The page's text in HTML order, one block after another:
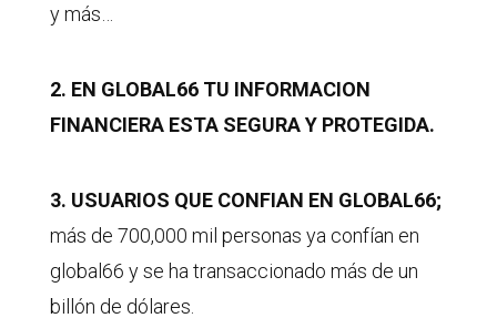
y más…
2. EN GLOBAL66 TU INFORMACION
FINANCIERA ESTA SEGURA Y PROTEGIDA.
3. USUARIOS QUE CONFIAN EN GLOBAL66;
más de 700,000 mil personas ya confían en
global66 y se ha transaccionado más de un
billón de dólares.